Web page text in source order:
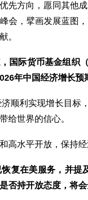
先方向，愿同其他
会，擘画发展蓝图
。
国际货币基金组织
年中国经济增长预
顺利实现增长目标
给世界的信心。
高水平开放，保持
复在美服务，并提
否持开放态度，将